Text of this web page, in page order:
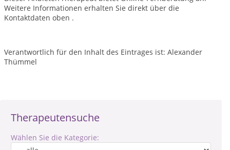
Therapeutensuche
Wählen Sie die Kategorie:
Weitere Informationen erhalten Sie direkt über die
Kontaktdaten oben .
Verantwortlich für den Inhalt des Eintrages ist: Alexander
Thümmel